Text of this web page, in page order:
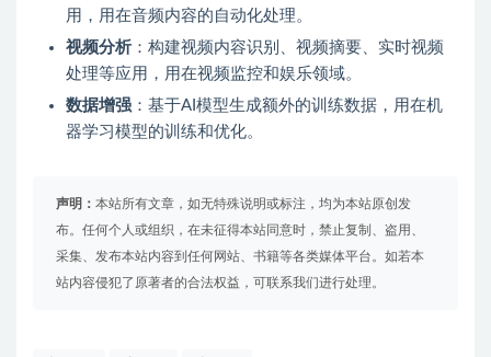
用，用在音频内容的自动化处理。
视频分析 ：构建视频内容识别、视频摘要、实时视频
处理等应用，用在视频监控和娱乐领域。
数据增强 ：基于AI模型生成额外的训练数据，用在机
器学习模型的训练和优化。
声明： 本站所有文章，如无特殊说明或标注，均为本站原创发
布。任何个人或组织，在未征得本站同意时，禁止复制、盗用、
采集、发布本站内容到任何网站、书籍等各类媒体平台。如若本
站内容侵犯了原著者的合法权益，可联系我们进行处理。